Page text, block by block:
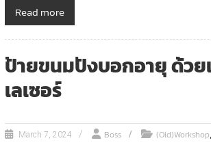
Read more
ป้ายขนมปังบอกอายุ ด้วย
เลเซอร์
March 7, 2024 Boss (Old)Workshop,